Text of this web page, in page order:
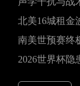
北美16城租金